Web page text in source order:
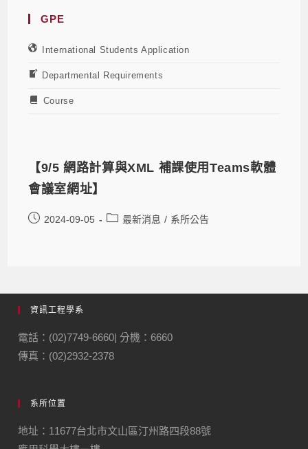
GPE
International Students Application
Departmental Requirements
Course
【9/5 網路計算與XML 補課使用Teams軟體
會議室網址】
2024-09-05 最新消息 / 系所公告
資訊工程學系
電話：(02)7749-6660| 分機：6660
傳真：(02)2932-2378
系所位置
地址：11677台北市文山區汀州路四段88號